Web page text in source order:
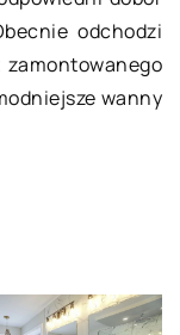
odchodzi
wanny